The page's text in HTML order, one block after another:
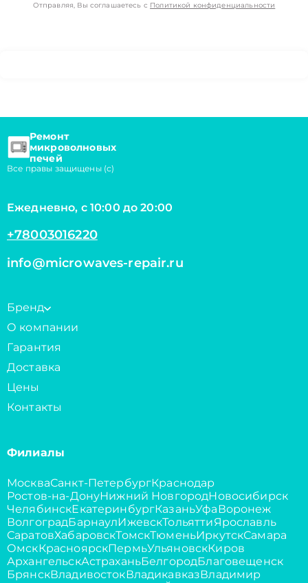
Отправляя, Вы соглашаетесь с Политикой конфиденциальности
Ремонт
микроволновых
печей
Все правы защищены (с)
Ежедневно, с 10:00 до 20:00
+78003016220
info@microwaves-repair.ru
Бренд
О компании
Гарантия
Доставка
Цены
Контакты
Филиалы
МоскваСанкт-ПетербургКраснодар
Ростов-на-ДонуНижний НовгородНовосибирск
ЧелябинскЕкатеринбургКазаньУфаВоронеж
ВолгоградБарнаулИжевскТольяттиЯрославль
СаратовХабаровскТомскТюменьИркутскСамара
ОмскКрасноярскПермьУльяновскКиров
АрхангельскАстраханьБелгородБлаговещенск
БрянскВладивостокВладикавказВладимир